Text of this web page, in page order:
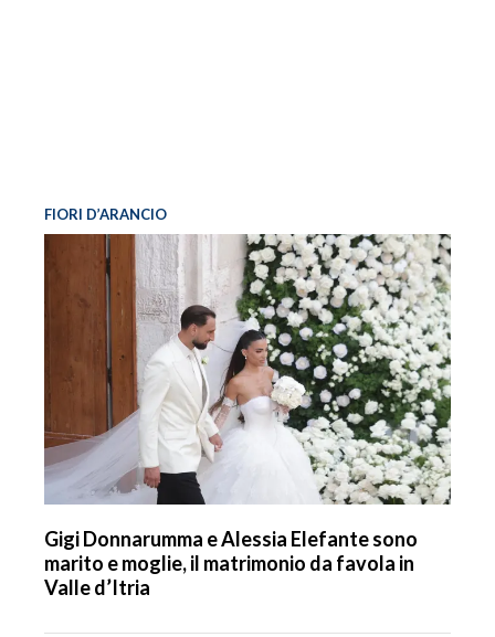
FIORI D’ARANCIO
Gigi Donnarumma e Alessia Elefante sono
marito e moglie, il matrimonio da favola in
Valle d’Itria